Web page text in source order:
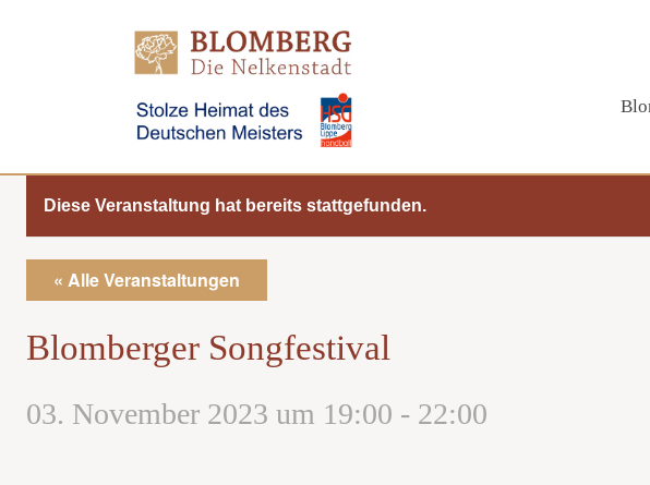
Diese Veranstaltung hat bereits stattgefunden.
« Alle Veranstaltungen
Blomberger Songfestival
03. November 2023 um 19:00 - 22:00